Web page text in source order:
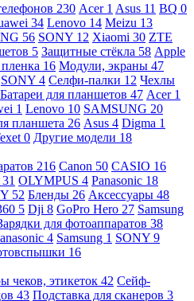
230 Acer 1 Asus 11 BQ 0
34 Lenovo 14 Meizu 13
56 SONY 12 Xiaomi 30 ZTE
5 Защитные стёкла 58 Apple
16 Модули, экраны 47
SONY 4 Селфи-палки 12 Чехлы
Батареи для планшетов 47 Acer 1
1 Lenovo 10 SAMSUNG 20
планшета 26 Asus 4 Digma 1
0 Другие модели 18
216 Canon 50 CASIO 16
31 OLYMPUS 4 Panasonic 18
52 Бленды 26 Аксессуары 48
5 Dji 8 GoPro Hero 27 Samsung
для фотоаппаратов 38
4 Samsung 1 SONY 9
16
чеков, этикеток 42 Сейф-
43 Подставка для сканеров 3